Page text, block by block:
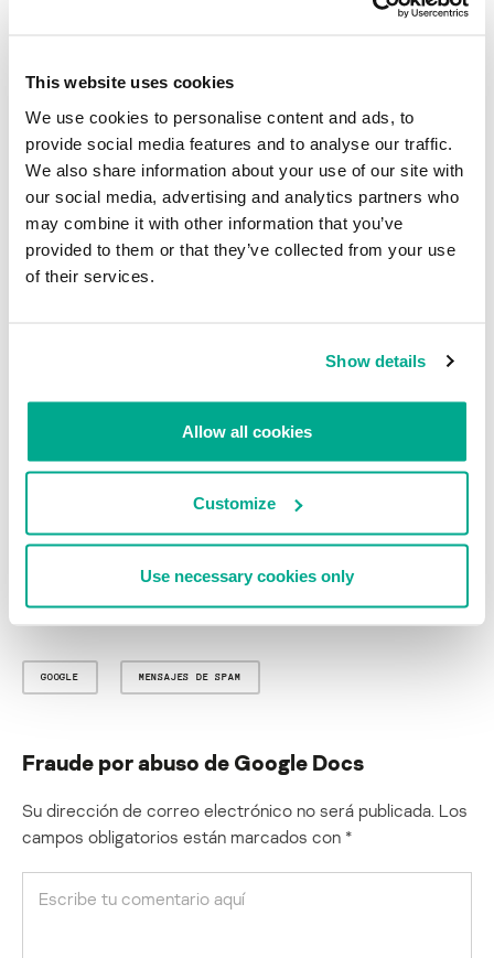
This website uses cookies
We use cookies to personalise content and ads, to
provide social media features and to analyse our traffic.
We also share information about your use of our site with
our social media, advertising and analytics partners who
may combine it with other information that you’ve
provided to them or that they’ve collected from your use
of their services.
Show details
Allow all cookies
Customize
Use necessary cookies only
contenido como malicioso, lo que ya he hecho.
de servicios legítimos. La clave para los ciberdelincuentes es
detecciones, por lo que este método parece más arriesgado para
Sin embargo, después de verificar los datos que mis colegas han
lo que creía, ya que es muy efectivo para evitar las medidas de
seguridad y para que él contenido le parezca legítimo a la víctima.
P.D.: Agradezco a mis colegas Fabio y Michael por su ayuda en la
publicación de este artículo.
GOOGLE MENSAJES DE SPAM
Fraude por abuso de Google Docs
Su dirección de correo electrónico no será publicada. Los
campos obligatorios están marcados con *